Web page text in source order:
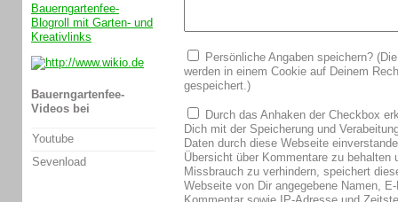
Persönliche Angaben speichern?
werden in einem Cookie auf Deinem
gespeichert.)
Durch das Anhaken der Checkbox
Dich mit der Speicherung und
Daten durch diese Webseite
Übersicht über Kommentare zu behalten
Missbrauch zu verhindern, speichert
Webseite von Dir angegebene Namen,
Bauerngartenfee-
Blogroll mit Garten- und
Kreativlinks
Bauerngartenfee-
Videos bei
Youtube
Sevenload